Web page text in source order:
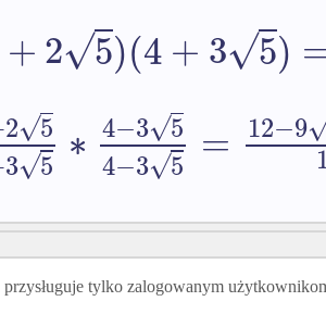
+2 5
√ )(4+3 5
√ )
2 5
√
3 5
√ ∗ 4−3 5
√
4−3 5
√ = 12−9
przysługuje tylko zalogowanym